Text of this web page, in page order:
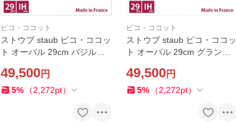
ピコ・ココット
ストウブ staub ピコ・ココッ
ト オーバル 29cm バジルグ
49,500円
5% （2,272pt）
ピコ・ココット
ストウブ staub ピコ・ココッ
ト オーバル 29cm グランブ
49,500円
5% （2,272pt）